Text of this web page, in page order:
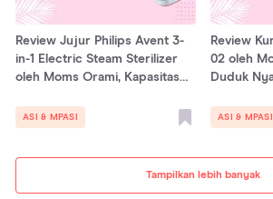
Tampilkan lebih banyak
Review Jujur Philips Avent 3-
in-1 Electric Steam Sterilizer
oleh Moms Orami, Kapasitas
ASI & MPASI
Review
02 oleh
Duduk
ASI & MPASI